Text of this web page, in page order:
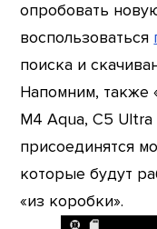
опробовать
воспользоваться
поиска и
Напомним, также
M4 Aqua, C5
присоединятся
которые будут
«из коробки».